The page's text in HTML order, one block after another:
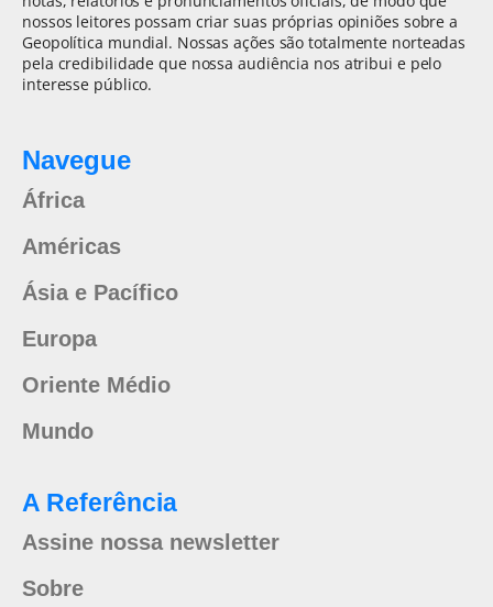
nossos leitores possam criar suas próprias opiniões sobre a
Geopolítica mundial. Nossas ações são totalmente norteadas
pela credibilidade que nossa audiência nos atribui e pelo
interesse público.
Navegue
África
Américas
Ásia e Pacífico
Europa
Oriente Médio
Mundo
A Referência
Assine nossa newsletter
Sobre